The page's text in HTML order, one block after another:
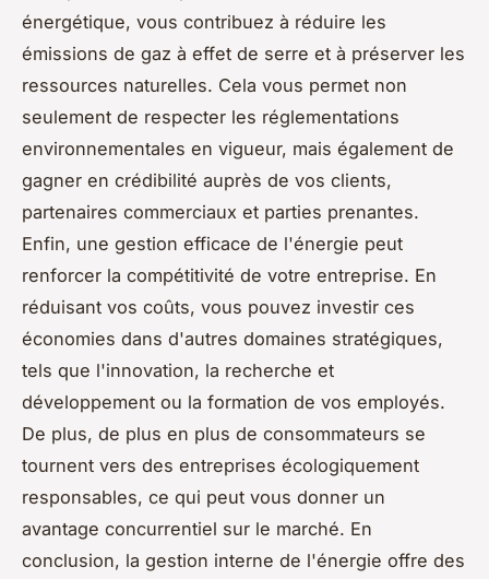
énergétique, vous contribuez à réduire les
émissions de gaz à effet de serre et à préserver les
ressources naturelles. Cela vous permet non
seulement de respecter les réglementations
environnementales en vigueur, mais également de
gagner en crédibilité auprès de vos clients,
partenaires commerciaux et parties prenantes.
Enfin, une gestion efficace de l'énergie peut
renforcer la compétitivité de votre entreprise. En
réduisant vos coûts, vous pouvez investir ces
économies dans d'autres domaines stratégiques,
tels que l'innovation, la recherche et
développement ou la formation de vos employés.
De plus, de plus en plus de consommateurs se
tournent vers des entreprises écologiquement
responsables, ce qui peut vous donner un
avantage concurrentiel sur le marché. En
conclusion, la gestion interne de l'énergie offre des